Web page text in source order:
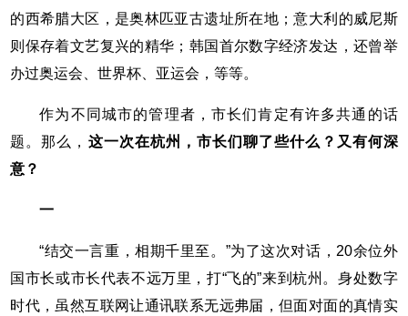
的西希腊大区，是奥林匹亚古遗址所在地；意大利的威尼斯
则保存着文艺复兴的精华；韩国首尔数字经济发达，还曾举
办过奥运会、世界杯、亚运会，等等。
作为不同城市的管理者，市长们肯定有许多共通的话
题。那么， 这一次在杭州，市长们聊了些什么？又有何深
意？
一
“结交一言重，相期千里至。”为了这次对话，20余位外
国市长或市长代表不远万里，打“飞的”来到杭州。身处数字
时代，虽然互联网让通讯联系无远弗届，但面对面的真情实